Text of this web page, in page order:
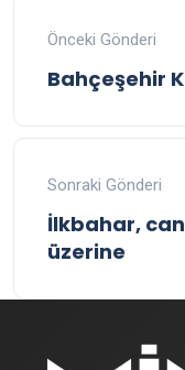
Önceki Gönderi
Bahçeşehir
Sonraki Gönderi
İlkbahar, can
üzerine